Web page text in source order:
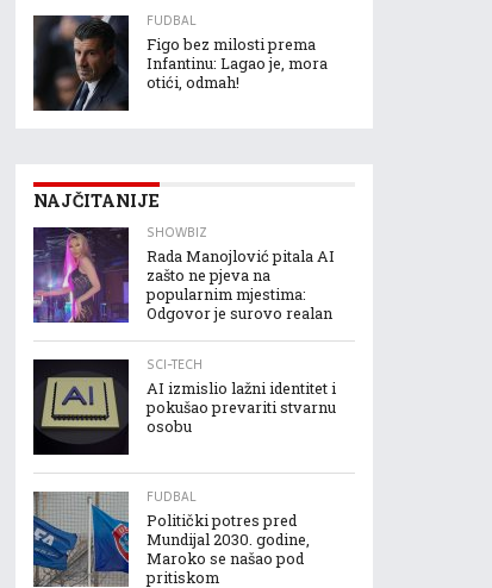
FUDBAL
Figo bez milosti prema
Infantinu: Lagao je, mora
otići, odmah!
NAJČITANIJE
SHOWBIZ
Rada Manojlović pitala AI
zašto ne pjeva na
popularnim mjestima:
Odgovor je surovo realan
SCI-TECH
AI izmislio lažni identitet i
pokušao prevariti stvarnu
osobu
FUDBAL
Politički potres pred
Mundijal 2030. godine,
Maroko se našao pod
pritiskom